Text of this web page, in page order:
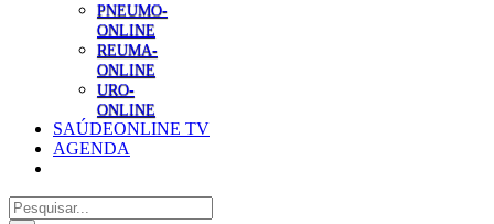
PNEUMO-
ONLINE
REUMA-
ONLINE
URO-
ONLINE
SAÚDEONLINE TV
AGENDA
Pesquisar